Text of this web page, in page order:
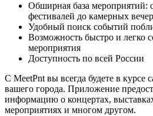
Обширная база мероприятий:
фестивалей до камерных
Удобный поиск событий
Возможность быстро и легко
мероприятия
Доступность по всей России
С MeetPnt вы всегда будете в курсе
вашего города. Приложение
информацию о концертах,
мероприятиях и многом другом.